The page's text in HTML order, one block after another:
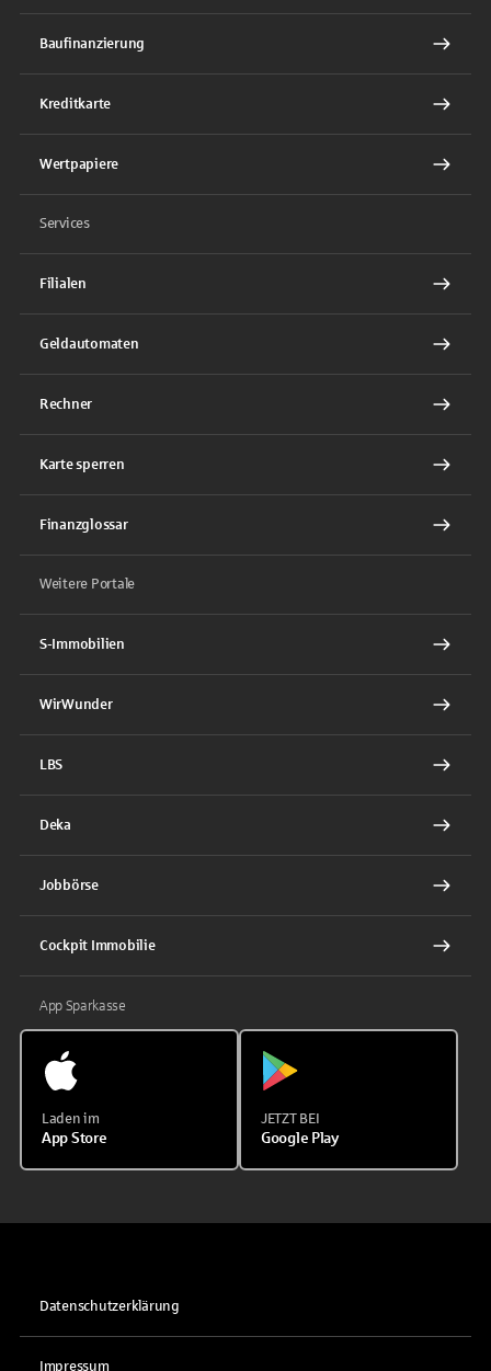
Baufinanzierung
Kreditkarte
Wertpapiere
Services
Filialen
Geldautomaten
Rechner
Karte sperren
Finanzglossar
Weitere Portale
S-Immobilien
WirWunder
LBS
Deka
Jobbörse
Cockpit Immobilie
App Sparkasse
Laden im
App Store
JETZT BEI
Google Play
Datenschutzerklärung
Impressum